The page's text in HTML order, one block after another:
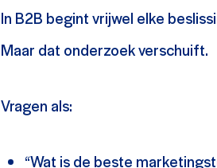
In B2B begint vrijwel elke
Maar dat onderzoek verschuift.
Vragen als:
“Wat is de beste